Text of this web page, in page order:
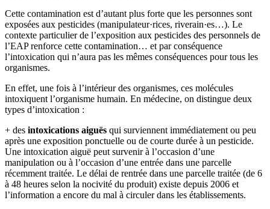
Cette contamination est d’autant plus forte que les personnes sont
exposées aux pesticides (manipulateur·rices, riverain·es…). Le
contexte particulier de l’exposition aux pesticides des personnels de
l’EAP renforce cette contamination… et par conséquence
l’intoxication qui n’aura pas les mêmes conséquences pour tous les
organismes.
En effet, une fois à l’intérieur des organismes, ces molécules
intoxiquent l’organisme humain. En médecine, on distingue deux
types d’intoxication :
+ des intoxications aiguës qui surviennent immédiatement ou peu
après une exposition ponctuelle ou de courte durée à un pesticide.
Une intoxication aiguë peut survenir à l’occasion d’une
manipulation ou à l’occasion d’une entrée dans une parcelle
récemment traitée. Le délai de rentrée dans une parcelle traitée (de 6
à 48 heures selon la nocivité du produit) existe depuis 2006 et
l’information a encore du mal à circuler dans les établissements.